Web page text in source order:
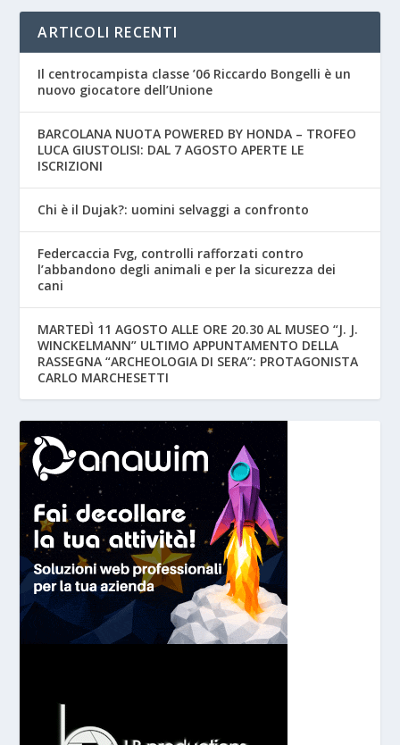
ARTICOLI RECENTI
Il centrocampista classe ’06 Riccardo Bongelli è un
nuovo giocatore dell’Unione
BARCOLANA NUOTA POWERED BY HONDA – TROFEO
LUCA GIUSTOLISI: DAL 7 AGOSTO APERTE LE
ISCRIZIONI
Chi è il Dujak?: uomini selvaggi a confronto
Federcaccia Fvg, controlli rafforzati contro
l’abbandono degli animali e per la sicurezza dei
cani
MARTEDÌ 11 AGOSTO ALLE ORE 20.30 AL MUSEO “J. J.
WINCKELMANN” ULTIMO APPUNTAMENTO DELLA
RASSEGNA “ARCHEOLOGIA DI SERA”: PROTAGONISTA
CARLO MARCHESETTI